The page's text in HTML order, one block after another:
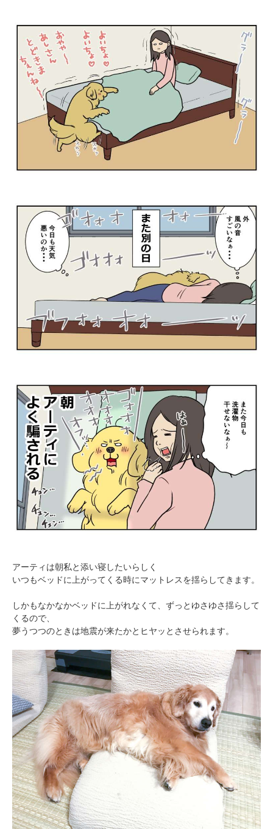
アーティは朝私と添い寝したいらしく
いつもベッドに上がってくる時にマットレスを揺らしてきます。
しかもなかなかベッドに上がれなくて、ずっとゆさゆさ揺らして
くるので、
夢うつつのときは地震が来たかとヒヤッとさせられます。
閉じる
PECOアプリをダウンロード済みの方
アプリで開く